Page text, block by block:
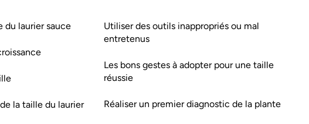
du laurier sauce
la taille du laurier
Utiliser des outils inappropriés ou mal
entretenus
Les bons gestes à adopter pour une taille
réussie
Réaliser un premier diagnostic de la plante